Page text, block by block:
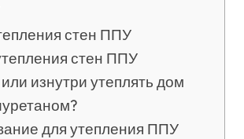
стен ППУ
стен ППУ
изнутри утеплять дом
для утепления ППУ